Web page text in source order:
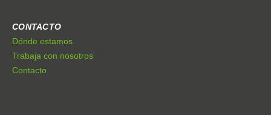
CONTACTO
Dónde estamos
Trabaja con nosotros
Contacto